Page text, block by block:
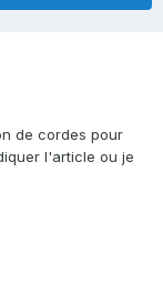
de cordes pour
l'article ou je